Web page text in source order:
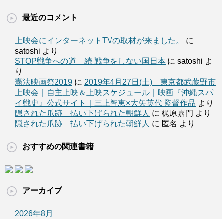
最近のコメント
上映会にインターネットTVの取材が来ました。
に
satoshi より
STOP戦争への道 続 戦争をしない国日本 に satoshi よ
り
憲法映画祭2019 に 2019年4月27日(土) 東京都武蔵野市
上映会｜自主上映＆上映スケジュール｜映画『沖縄スパ
イ戦史』公式サイト｜三上智恵×大矢英代 監督作品 より
隠された爪跡 払い下げられた朝鮮人 に 梶原嘉門 より
隠された爪跡 払い下げられた朝鮮人 に 匿名 より
おすすめの関連書籍
アーカイブ
2026年8月